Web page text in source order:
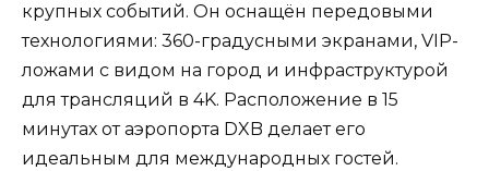
крупных событий. Он оснащён передовыми
технологиями: 360-градусными экранами, VIP-
ложами с видом на город и инфраструктурой
для трансляций в 4K. Расположение в 15
минутах от аэропорта DXB делает его
идеальным для международных гостей.